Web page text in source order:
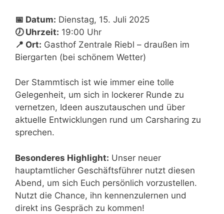
📅 Datum: Dienstag, 15. Juli 2025
🕖 Uhrzeit: 19:00 Uhr
📍 Ort: Gasthof Zentrale Riebl – draußen im
Biergarten (bei schönem Wetter)
Der Stammtisch ist wie immer eine tolle
Gelegenheit, um sich in lockerer Runde zu
vernetzen, Ideen auszutauschen und über
aktuelle Entwicklungen rund um Carsharing zu
sprechen.
Besonderes Highlight: Unser neuer
hauptamtlicher Geschäftsführer nutzt diesen
Abend, um sich Euch persönlich vorzustellen.
Nutzt die Chance, ihn kennenzulernen und
direkt ins Gespräch zu kommen!